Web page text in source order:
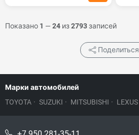
Показано 1 — 24 из2793записей
Поделиться
Марки автомобилей
TOYOTA · SUZUKI · MITSUBISHI · LEXUS